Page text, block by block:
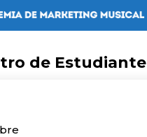
de Estudiante